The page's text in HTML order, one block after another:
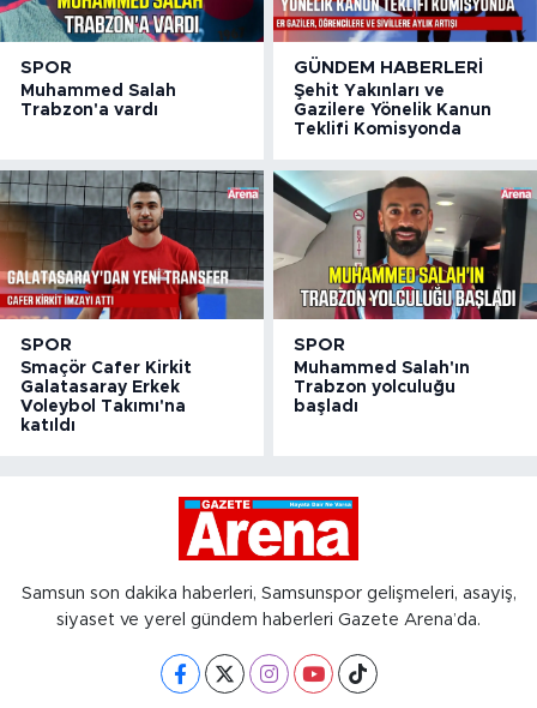
SPOR
Muhammed Salah
Trabzon'a vardı
GÜNDEM HABERLERI
Şehit Yakınları ve
Gazilere Yönelik Kanun
Teklifi Komisyonda
SPOR
Smaçör Cafer Kirkit
Galatasaray Erkek
Voleybol Takımı'na
katıldı
SPOR
Muhammed Salah'ın
Trabzon yolculuğu
başladı
Samsun son dakika haberleri, Samsunspor gelişmeleri, asayiş,
siyaset ve yerel gündem haberleri Gazete Arena’da.